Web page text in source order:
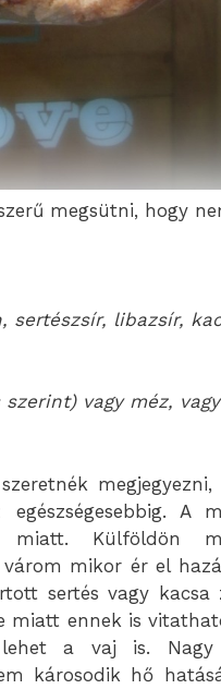
megsütni, hogy
sertészsír, libazsír,
vagy méz,
A
miatt. Külföldön
mikor ér el
sertés vagy kacsa
miatt ennek is
a vaj is.
károsodik hő